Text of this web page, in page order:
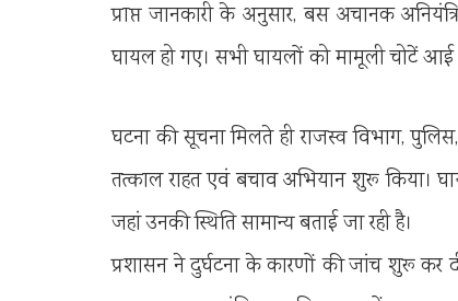
प्राप्त जानकारी के अनुसार, बस अचानक
घायल हो गए। सभी घायलों को मामूली चोटें आई
घटना की सूचना मिलते ही राजस्व विभाग,
तत्काल राहत एवं बचाव अभियान शुरू किया।
जहां उनकी स्थिति सामान्य बताई जा रही है।
प्रशासन ने दुर्घटना के कारणों की जांच शुरू कर